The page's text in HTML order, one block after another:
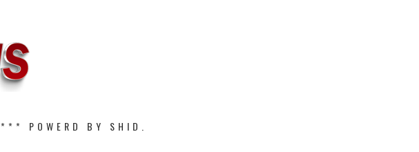
*** POWERD BY SHID.